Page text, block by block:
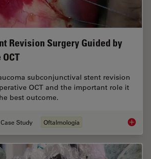
Revision Surgery Guided by
subconjunctival stent revision
OCT and the important role it
best outcome.
Case Study Oftalmología